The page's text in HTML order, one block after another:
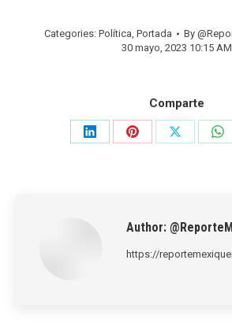
Categories: Política, Portada By
30 mayo, 2023 10:15 AM
Comparte
Share
Share
Share
Author:
https://